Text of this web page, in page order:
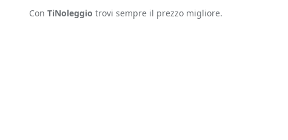
Con TiNoleggio trovi sempre il prezzo migliore.